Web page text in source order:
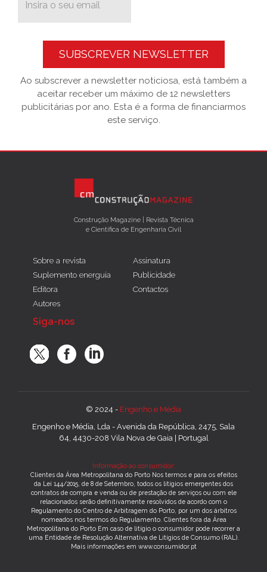
SUBSCREVER NEWSLETTER
Ao subscrever a newsletter noticiosa, está também a
aceitar receber um máximo de 12 newsletters
publicitárias por ano. Esta é a forma de financiarmos
este serviço.
Construção Magazine | Revista Técnica
e Científica de Engenharia Civil
Sobre a revista
Suplemento energuia
Editora
Autores
Assinatura
Publicidade
Contactos
Siga-nos
© 2024 - Engenho e Média
Engenho e Média, Lda - Avenida da República, 2475, Sala
64, 4430-208 Vila Nova de Gaia | Portugal
Informação ao consumidor:
Clientes da Área Metropolitana do Porto Nos termos e para os efeitos
da Lei 144/2015, de 8 de Setembro, todos os litígios emergentes dos
contratos de compra e venda ou de prestação de serviços ou com ele
relacionados serão definitivamente resolvidos de acordo com o
Regulamento do Centro de Arbitragem do Porto, por um dos árbitros
nomeados nos termos do Regulamento. Clientes fora da Área
Metropolitana do Porto Em caso de litígio o consumidor pode recorrer a
uma Entidade de Resolução Alternativa de Litígios de Consumo (RAL).
Mais informações em www.consumidor.pt